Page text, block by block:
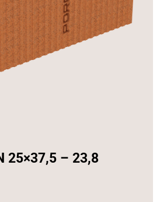
25×37,5 – 23,8